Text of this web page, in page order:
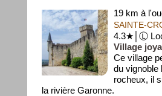
19 km à
SAINTE-
4.3★│Ⓛ
Village
Ce village
du vignoble
rocheux, il
la rivière Garonne.